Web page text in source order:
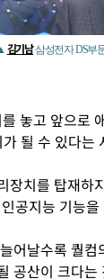
김기남삼성전자 DS부
놓고 앞으로
될 수 있다는
치를 탑재하
공지능 기능
어날수록 퀄
공산이 크다는